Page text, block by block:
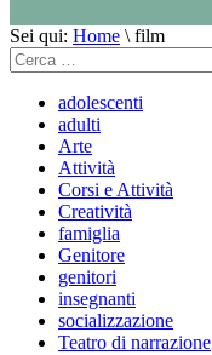
Sei qui: Home \ film
Cerca
per:
adolescenti
adulti
Arte
Attività
Corsi e Attività
Creatività
famiglia
Genitore
genitori
insegnanti
socializzazione
Teatro di narrazione